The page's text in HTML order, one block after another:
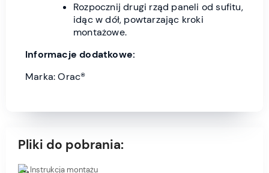
Rozpocznij drugi rząd paneli od sufitu,
idąc w dół, powtarzając kroki
montażowe.
Informacje dodatkowe:
Marka: Orac®
Pliki do pobrania:
Instrukcja montażu